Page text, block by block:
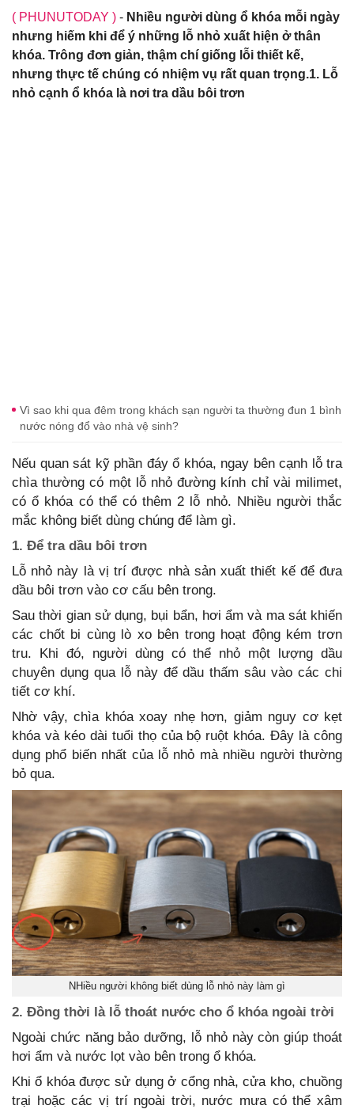
( PHUNUTODAY ) - Nhiều người dùng ổ khóa mỗi ngày
nhưng hiếm khi để ý những lỗ nhỏ xuất hiện ở thân
khóa. Trông đơn giản, thậm chí giống lỗi thiết kế,
nhưng thực tế chúng có nhiệm vụ rất quan trọng.1. Lỗ
nhỏ cạnh ổ khóa là nơi tra dầu bôi trơn
Vì sao khi qua đêm trong khách sạn người ta thường đun 1 bình
nước nóng đổ vào nhà vệ sinh?
Nếu quan sát kỹ phần đáy ổ khóa, ngay bên cạnh lỗ tra
chìa thường có một lỗ nhỏ đường kính chỉ vài milimet,
có ổ khóa có thể có thêm 2 lỗ nhỏ. Nhiều người thắc
mắc không biết dùng chúng để làm gì.
1. Để tra dầu bôi trơn
Lỗ nhỏ này là vị trí được nhà sản xuất thiết kế để đưa
dầu bôi trơn vào cơ cấu bên trong.
Sau thời gian sử dụng, bụi bẩn, hơi ẩm và ma sát khiến
các chốt bi cùng lò xo bên trong hoạt động kém trơn
tru. Khi đó, người dùng có thể nhỏ một lượng dầu
chuyên dụng qua lỗ này để dầu thấm sâu vào các chi
tiết cơ khí.
Nhờ vậy, chìa khóa xoay nhẹ hơn, giảm nguy cơ kẹt
khóa và kéo dài tuổi thọ của bộ ruột khóa. Đây là công
dụng phổ biến nhất của lỗ nhỏ mà nhiều người thường
bỏ qua.
NHiều người không biết dùng lỗ nhỏ này làm gì
2. Đồng thời là lỗ thoát nước cho ổ khóa ngoài trời
Ngoài chức năng bảo dưỡng, lỗ nhỏ này còn giúp thoát
hơi ẩm và nước lọt vào bên trong ổ khóa.
Khi ổ khóa được sử dụng ở cổng nhà, cửa kho, chuồng
trại hoặc các vị trí ngoài trời, nước mưa có thể xâm